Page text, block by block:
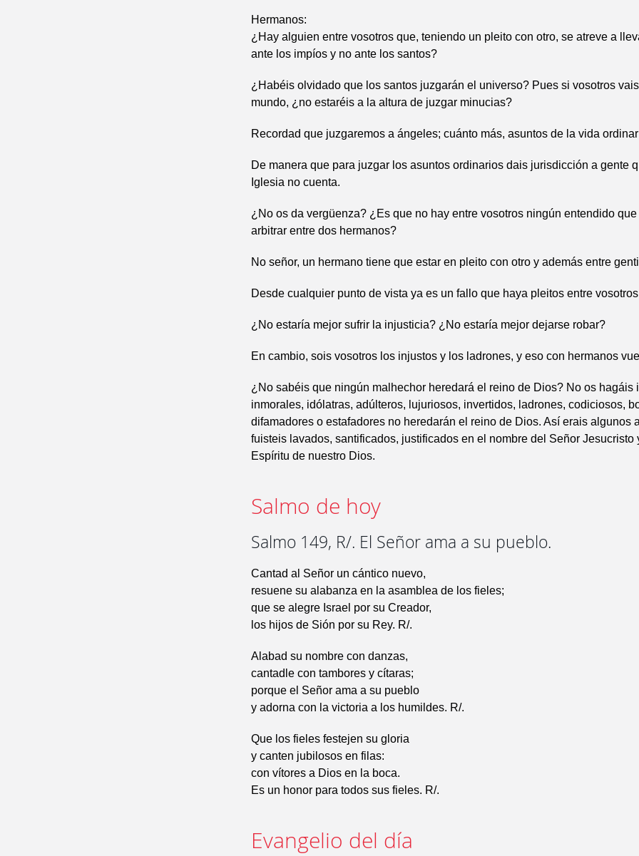
Hermanos:
¿Hay alguien entre vosotros que, teniendo un pleito con otro, se atreve a
ante los impíos y no ante los santos?
¿Habéis olvidado que los santos juzgarán el universo? Pues si vosotros
mundo, ¿no estaréis a la altura de juzgar minucias?
Recordad que juzgaremos a ángeles; cuánto más, asuntos de la vida
De manera que para juzgar los asuntos ordinarios dais jurisdicción a gente
Iglesia no cuenta.
¿No os da vergüenza? ¿Es que no hay entre vosotros ningún entendido
arbitrar entre dos hermanos?
No señor, un hermano tiene que estar en pleito con otro y además entre
Desde cualquier punto de vista ya es un fallo que haya pleitos entre
¿No estaría mejor sufrir la injusticia? ¿No estaría mejor dejarse robar?
En cambio, sois vosotros los injustos y los ladrones, y eso con hermanos
¿No sabéis que ningún malhechor heredará el reino de Dios? No os hagáis
inmorales, idólatras, adúlteros, lujuriosos, invertidos, ladrones, codiciosos,
difamadores o estafadores no heredarán el reino de Dios. Así erais algunos
fuisteis lavados, santificados, justificados en el nombre del Señor Jesucristo
Espíritu de nuestro Dios.
Salmo de hoy
Salmo 149, R/. El Señor ama a su pueblo.
Cantad al Señor un cántico nuevo,
resuene su alabanza en la asamblea de los fieles;
que se alegre Israel por su Creador,
los hijos de Sión por su Rey. R/.
Alabad su nombre con danzas,
cantadle con tambores y cítaras;
porque el Señor ama a su pueblo
y adorna con la victoria a los humildes. R/.
Que los fieles festejen su gloria
y canten jubilosos en filas:
con vítores a Dios en la boca.
Es un honor para todos sus fieles. R/.
Evangelio del día